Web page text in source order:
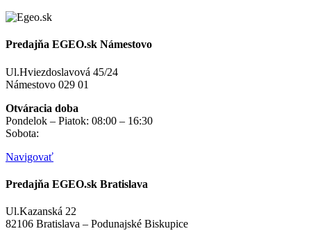
Predajňa EGEO.sk Námestovo
Ul.Hviezdoslavová 45/24
Námestovo 029 01
Otváracia doba
Pondelok – Piatok: 08:00 – 16:30
Sobota:
Navigovať
Predajňa EGEO.sk Bratislava
Ul.Kazanská 22
82106 Bratislava – Podunajské Biskupice